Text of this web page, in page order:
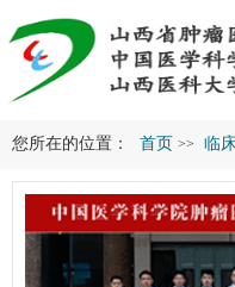
您所在的位置： 首页 >> 临